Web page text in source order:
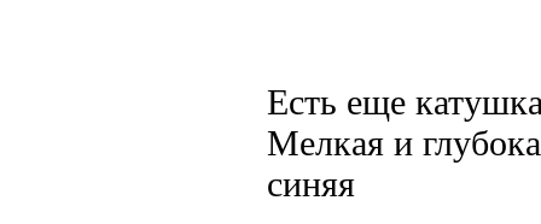
Есть еще
Мелкая и
синяя